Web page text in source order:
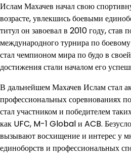
Ислам Махачев начал свою
возрасте, увлекшись боевыми
титул он завоевал в 2010 году, став
международного турнира по
стал чемпионом мира по будо в
достижения стали началом его
В дальнейшем Махачев Ислам стал
профессиональных соревнованиях
стал участником и победителем
как UFC, M-1 Global и ACB.
вызывают восхищение и интерес у
единоборств и профессиональных